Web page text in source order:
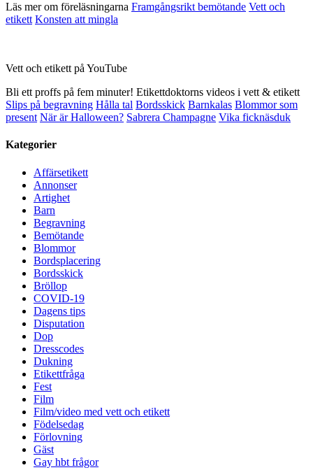
Läs mer om föreläsningarna Framgångsrikt bemötande Vett och
etikett Konsten att mingla
Vett och etikett på YouTube
Bli ett proffs på fem minuter! Etikettdoktorns videos i vett & etikett
Slips på begravning Hålla tal Bordsskick Barnkalas Blommor som
present När är Halloween? Sabrera Champagne Vika ficknäsduk
Kategorier
Affärsetikett
Annonser
Artighet
Barn
Begravning
Bemötande
Blommor
Bordsplacering
Bordsskick
Bröllop
COVID-19
Dagens tips
Disputation
Dop
Dresscodes
Dukning
Etikettfråga
Fest
Film
Film/video med vett och etikett
Födelsedag
Förlovning
Gäst
Gay hbt frågor